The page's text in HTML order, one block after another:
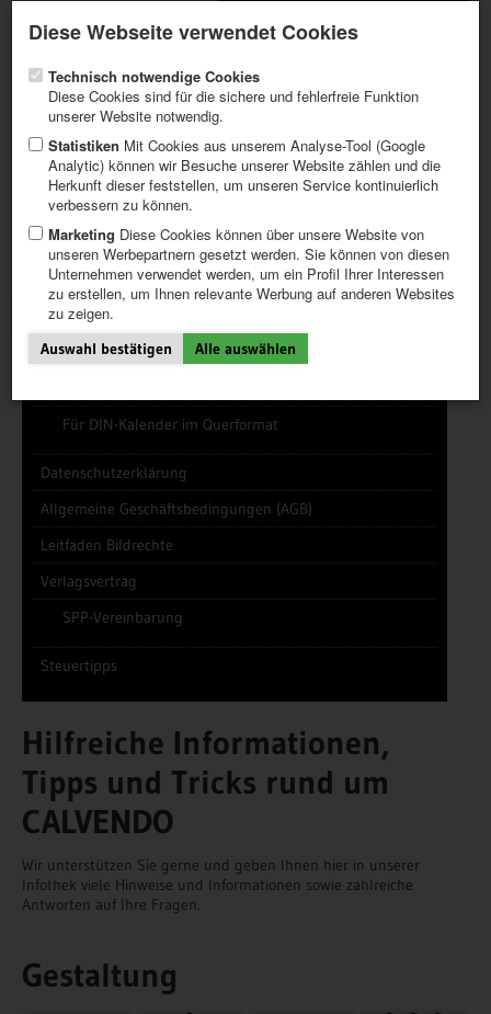
Diese Webseite verwendet Cookies
Technisch notwendige Cookies
Diese Cookies sind für die sichere und fehlerfreie Funktion
unserer Website notwendig.
Statistiken Mit Cookies aus unserem Analyse-Tool (Google
Analytic) können wir Besuche unserer Website zählen und die
Herkunft dieser feststellen, um unseren Service kontinuierlich
verbessern zu können.
Marketing Diese Cookies können über unsere Website von
unseren Werbepartnern gesetzt werden. Sie können von diesen
Unternehmen verwendet werden, um ein Profil Ihrer Interessen
zu erstellen, um Ihnen relevante Werbung auf anderen Websites
zu zeigen.
Auswahl bestätigen Alle auswählen
Registrieren / Mein CALVENDO
ERSTE SCHRITTE
PROJEKT ERSTELLEN
TIPPS
NEWS
KATALOG
SHOP
INFOTHEK (TIPPS)
FRAGEN UND ANTWORTEN (FAQ)
HONORARE UND HONORARTABELLEN
ÜBER CALVENDO
Infothek/Tipps
News/Newsletter
Für DIN-Kalender im Querformat
Datenschutzerklärung
Allgemeine Geschäftsbedingungen (AGB)
Leitfaden Bildrechte
Verlagsvertrag
SPP-Vereinbarung
Steuertipps
Hilfreiche Informationen,
Tipps und Tricks rund um
CALVENDO
Wir unterstützen Sie gerne und geben Ihnen hier in unserer
Infothek viele Hinweise und Informationen sowie zahlreiche
Antworten auf Ihre Fragen.
Gestaltung